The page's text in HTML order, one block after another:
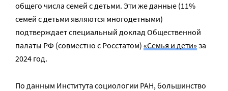
общего числа семей с детьми. Эти же данные (11%
семей с детьми являются многодетными)
подтверждает специальный доклад Общественной
палаты РФ (совместно с Росстатом) «Семья и дети»за
2024 год.
По данным Института социологии РАН, большинство